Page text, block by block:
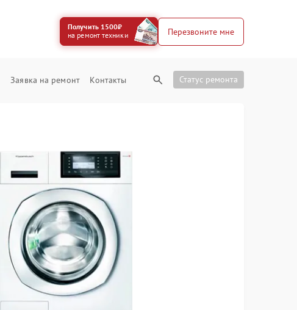
Получить 1500₽
на ремонт техники
Перезвоните мне
Заявка на ремонт Контакты Статус ремонта